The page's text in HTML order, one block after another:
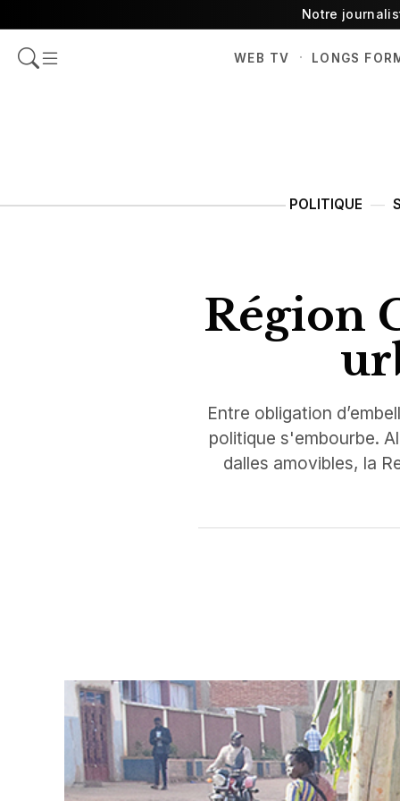
Notre
WEB TV · LONGS
POLITIQUE
Région
Entre obligation
politique s'embourbe.
dalles amovibles, la